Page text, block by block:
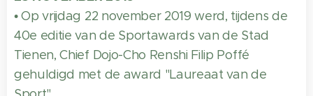
• Op vrijdag 22 november 2019 werd, tijdens de
40e editie van de Sportawards van de Stad
Tienen, Chief Dojo-Cho Renshi Filip Poffé
gehuldigd met de award "Laureaat van de